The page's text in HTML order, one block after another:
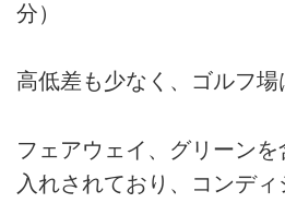
分）
高低差も少なく、ゴルフ場
フェアウェイ、グリーン
入れされており、コンデ